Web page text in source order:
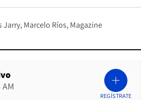
Jarry Marcelo Ríos Magazine
REGÍSTRATE